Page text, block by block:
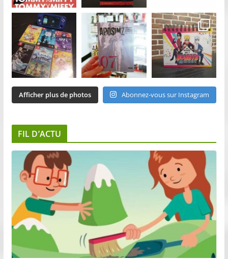
Afficher plus de photos Abonnez-vous sur Instagram
FIL D’ACTU